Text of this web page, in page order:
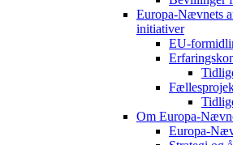
Europa-Nævnets
initiativer
EU-
Om Europa-
Europa-